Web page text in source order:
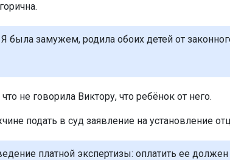
Я была замужем, родила обоих детей от
не говорила Виктору, что ребёнок от него.
подать в суд заявление на установление
платной экспертизы: оплатить ее должен